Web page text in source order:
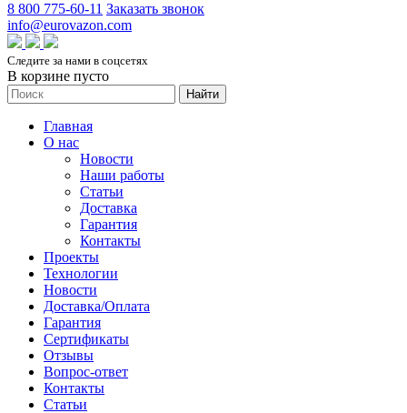
8 800 775-60-11 Заказать звонок
info@eurovazon.com
Следите за нами в соцсетях
В корзине пусто
Найти
Главная
О нас
Новости
Наши работы
Статьи
Доставка
Гарантия
Контакты
Проекты
Технологии
Новости
Доставка/Оплата
Гарантия
Сертификаты
Отзывы
Вопрос-ответ
Контакты
Статьи